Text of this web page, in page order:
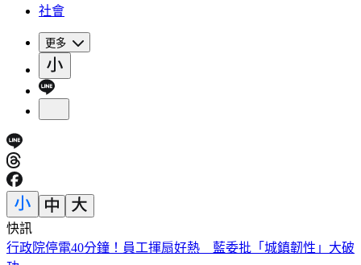
社會
更多
快訊
快訊／兆基爆公司債危機遭北檢搜索 前董座李建成被帶走